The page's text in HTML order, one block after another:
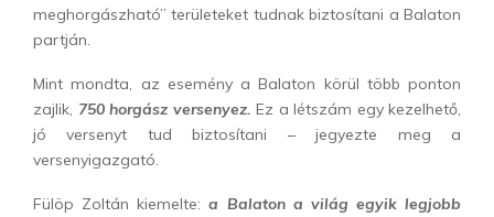
meghorgászható” területeket tudnak biztosítani a Balaton
partján.
Mint mondta, az esemény a Balaton körül több ponton
zajlik, 750 horgász versenyez. Ez a létszám egy kezelhető,
jó versenyt tud biztosítani – jegyezte meg a
versenyigazgató.
Fülöp Zoltán kiemelte:a Balaton a világ egyik legjobb